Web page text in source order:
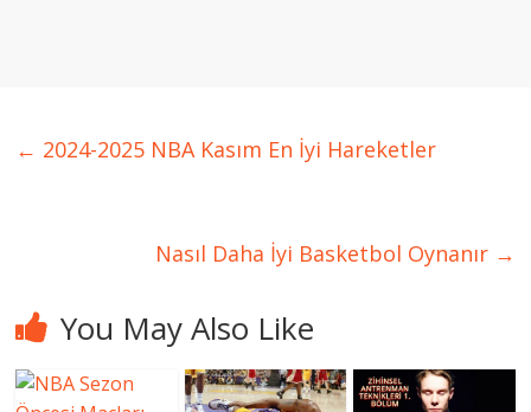
← 2024-2025 NBA Kasım En İyi Hareketler
Nasıl Daha İyi Basketbol Oynanır →
You May Also Like